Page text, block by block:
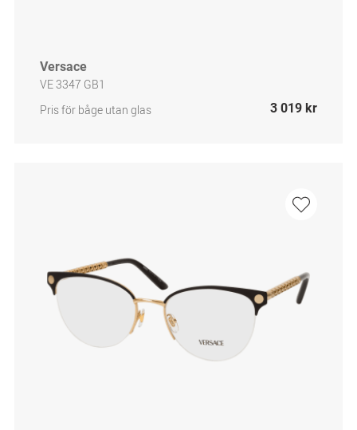
Versace
VE 3347 GB1
Pris för båge utan glas
3 019 kr